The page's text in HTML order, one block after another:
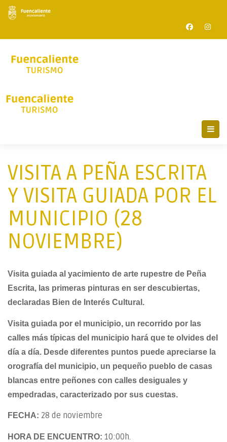
VISITA A PEÑA ESCRITA
Y VISITA GUIADA POR EL
MUNICIPIO (28
NOVIEMBRE)
Visita guiada al yacimiento de arte rupestre de Peña
Escrita, las primeras pinturas en ser descubiertas,
declaradas Bien de Interés Cultural.
Visita guiada por el municipio, un recorrido por las
calles más típicas del municipio hará que te olvides del
día a día. Desde diferentes puntos puede apreciarse la
orografía del municipio, un pequeño pueblo de casas
blancas entre peñones con calles desiguales y
empedradas, caracterizado por sus cuestas.
FECHA: 28 de noviembre
HORA DE ENCUENTRO: 10:00h.